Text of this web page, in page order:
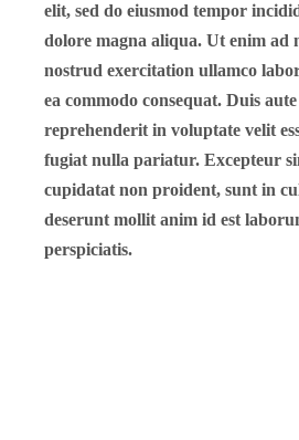
elit, sed do eiusmod tempor
dolore magna aliqua. Ut enim ad
nostrud exercitation ullamco
ea commodo consequat. Duis
reprehenderit in voluptate velit
fugiat nulla pariatur. Excepteur
cupidatat non proident, sunt in
deserunt mollit anim id est
perspiciatis.